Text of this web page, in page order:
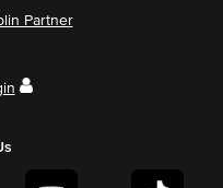
Partner